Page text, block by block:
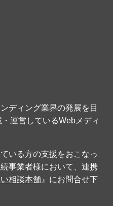
ディング業界の発展を目
運営しているWebメディ
いる方の支援をおこなっ
事業者様において、連携
相談本舗』にお問合せ下